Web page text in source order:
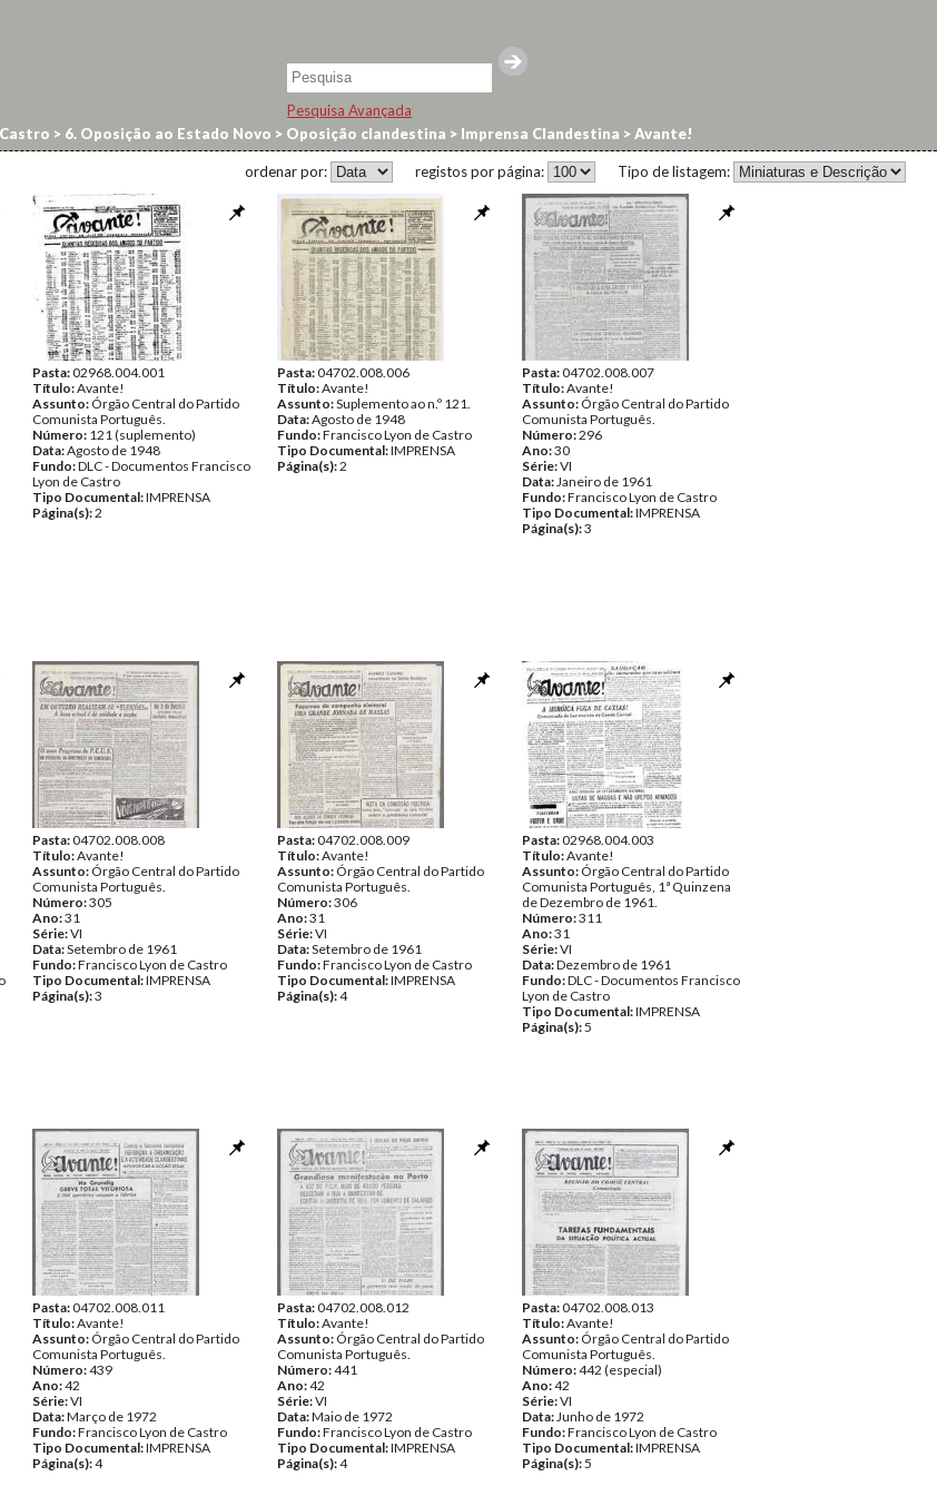
Pesquisa Avançada
> 6. Oposição ao Estado Novo > Oposição clandestina > Imprensa Clandestina >Avante!
Tipo de listagem:
registos por página:
ordenar por:
Pasta:02968.004.001
Título:Avante!
Assunto: Órgão Central do Partido
Comunista Português.
Número: 121 (suplemento)
Data:Agosto de 1948
Fundo:DLC - Documentos Francisco
Lyon de Castro
Tipo Documental:IMPRENSA
Página(s):2
Pasta:04702.008.006
Título:Avante!
Assunto:Suplemento ao n.º 121.
Data:Agosto de 1948
Fundo:Francisco Lyon de Castro
Tipo Documental:IMPRENSA
Página(s):2
Pasta:04702.008.007
Título:Avante!
Assunto: Órgão Central do Partido
Comunista Português.
Número:296
Ano:30
Série:VI
Data:Janeiro de 1961
Fundo:Francisco Lyon de Castro
Tipo Documental:IMPRENSA
Página(s):3
Pasta:04702.008.008
Título:Avante!
Assunto: Órgão Central do Partido
Comunista Português.
Número:305
Ano:31
Série:VI
Data:Setembro de 1961
Fundo:Francisco Lyon de Castro
Tipo Documental:IMPRENSA
Página(s):3
Pasta:04702.008.009
Título:Avante!
Assunto: Órgão Central do Partido
Comunista Português.
Número:306
Ano:31
Série:VI
Data:Setembro de 1961
Fundo:Francisco Lyon de Castro
Tipo Documental:IMPRENSA
Página(s):4
Pasta:02968.004.003
Título:Avante!
Assunto: Órgão Central do Partido
Comunista Português, 1ª Quinzena
de Dezembro de 1961.
Número:311
Ano:31
Série:VI
Data:Dezembro de 1961
Fundo:DLC - Documentos Francisco
Lyon de Castro
Tipo Documental:IMPRENSA
Página(s):5
Pasta:04702.008.011
Título:Avante!
Assunto: Órgão Central do Partido
Comunista Português.
Número:439
Ano:42
Série:VI
Data:Março de 1972
Fundo:Francisco Lyon de Castro
Tipo Documental:IMPRENSA
Página(s):4
Pasta:04702.008.012
Título:Avante!
Assunto: Órgão Central do Partido
Comunista Português.
Número:441
Ano:42
Série:VI
Data:Maio de 1972
Fundo:Francisco Lyon de Castro
Tipo Documental:IMPRENSA
Página(s):4
Pasta:04702.008.013
Título:Avante!
Assunto: Órgão Central do Partido
Comunista Português.
Número:442 (especial)
Ano:42
Série:VI
Data:Junho de 1972
Fundo:Francisco Lyon de Castro
Tipo Documental:IMPRENSA
Página(s):5